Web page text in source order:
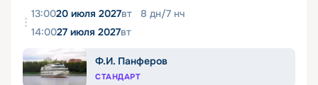
13:0020 июля 2027вт 8 дн/7 нч
14:0027 июля 2027вт
Ф.И. Панферов
СТАНДАРТ